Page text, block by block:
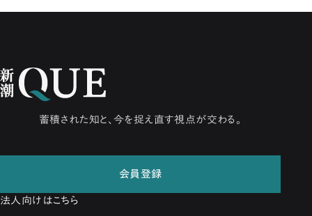
蓄積された知と、今を捉え直す視点が交わる。
会員登録
法人向けはこちら